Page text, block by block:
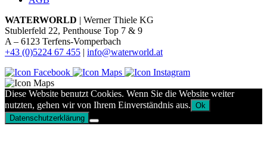
WATERWORLD | Werner Thiele KG
Stublerfeld 22, Penthouse Top 7 & 9
A – 6123 Terfens-Vomperbach
+43 (0)5224 67 455 | info@waterworld.at
Diese Website benutzt Cookies. Wenn Sie die Website weiter
nutzten, gehen wir von Ihrem Einverständnis aus. Ok
Datenschutzerklärung